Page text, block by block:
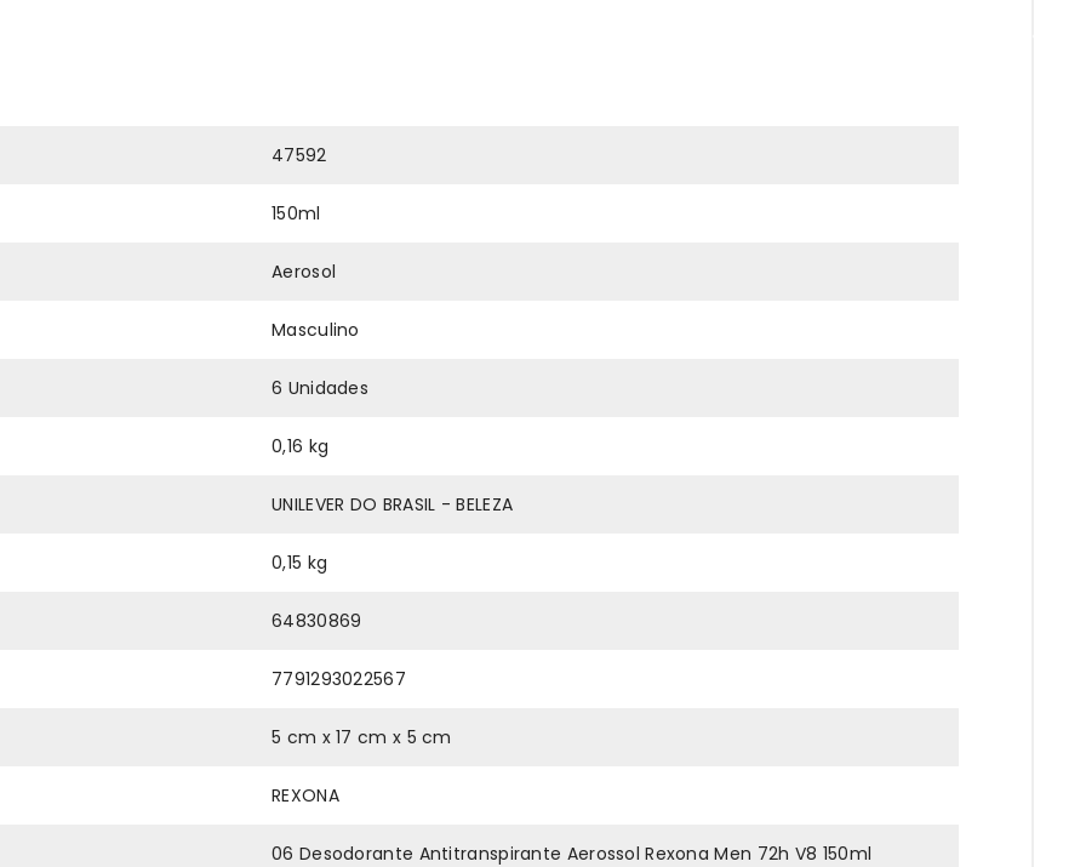
47592
150ml
Aerosol
Masculino
6 Unidades
0,16 kg
UNILEVER DO BRASIL - BELEZA
0,15 kg
64830869
7791293022567
5 cm x 17 cm x 5 cm
REXONA
06 Desodorante Antitranspirante Aerossol Rexona Men 72h V8 150ml